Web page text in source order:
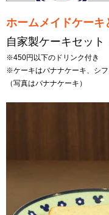
ホームメイドケー
自家製ケーキセット
※450円以下のドリンク付き
※ケーキはバナナケーキ、シ
（写真はバナナケーキ）